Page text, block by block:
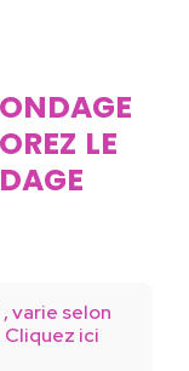
LE
varie selon
ici